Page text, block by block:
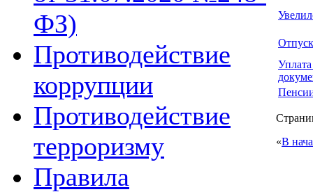
ФЗ)
Противодействие
коррупции
Противодействие
терроризму
Правила
«В